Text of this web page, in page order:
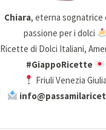
Chiara, eterna sognatrice
passione per i dolci
Ricette di Dolci Italiani,
#GiappoRicette
Friuli Venezia Giulia